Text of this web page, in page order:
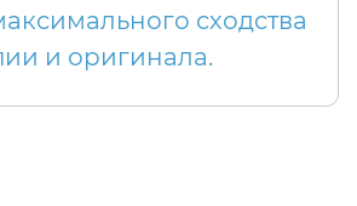
сходства
и оригинала.